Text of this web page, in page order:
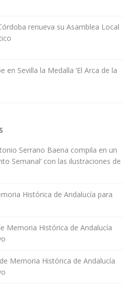
renueva su Asamblea Local
en Sevilla la Medalla ‘El Arca de la
Serrano Baena compila en un
Semanal’ con las ilustraciones de
Histórica de Andalucía para
Memoria Histórica de Andalucía
Memoria Histórica de Andalucía